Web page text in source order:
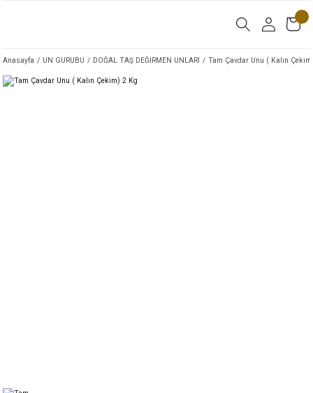
Anasayfa UN GURUBU DOĞAL TAŞ DEĞİRMEN UNLARI Tam Çavdar Unu ( Kalın